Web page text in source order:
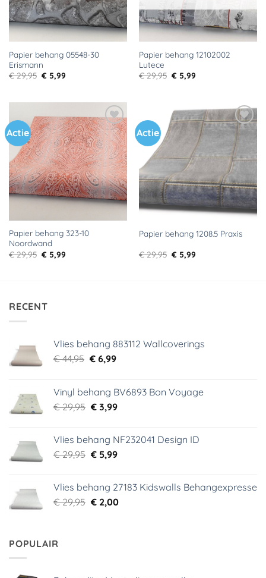
Papier behang 05548-30
Erismann
€29,95 Oorspronkelijke
prijs
€ 5,99Huidige
Papier behang 12102002
Lutece
€29,95 Oorspronkelijke
prijs
€ 5,99Huidige
Actie
Toevoegen
aan
verlanglijst
Papier behang 323-10
Noordwand
€29,95 Oorspronkelijke
prijs
€ 5,99Huidige
Actie
Toevoegen
verlanglijst
Papier behang 1208.5 Praxis
€29,95 Oorspronkelijke
prijs
€ 5,99Huidige
RECENT
Vlies behang 883112 Wallcoverings
€44,95 Oorspronkelijke
€ 44,95.
€6,99Huidige
€ 6,99.
Vinyl behang BV6893 Bon Voyage
€29,95 Oorspronkelijke
€ 29,95.
€3,99Huidige
€ 3,99.
Vlies behang NF232041 Design ID
€29,95 Oorspronkelijke
€ 29,95.
€5,99Huidige
€ 5,99.
Vlies behang 27183 Kidswalls Behangexpresse
€29,95 Oorspronkelijke
€2,00Huidige
POPULAIR